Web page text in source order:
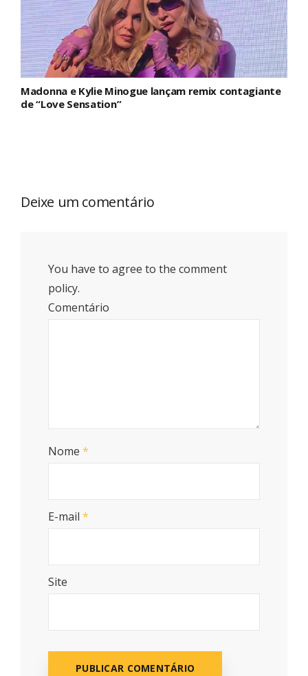
Madonna e Kylie Minogue lançam remix contagiante
de “Love Sensation”
Deixe um comentário
You have to agree to the comment
policy.
Comentário
Nome *
E-mail *
Site